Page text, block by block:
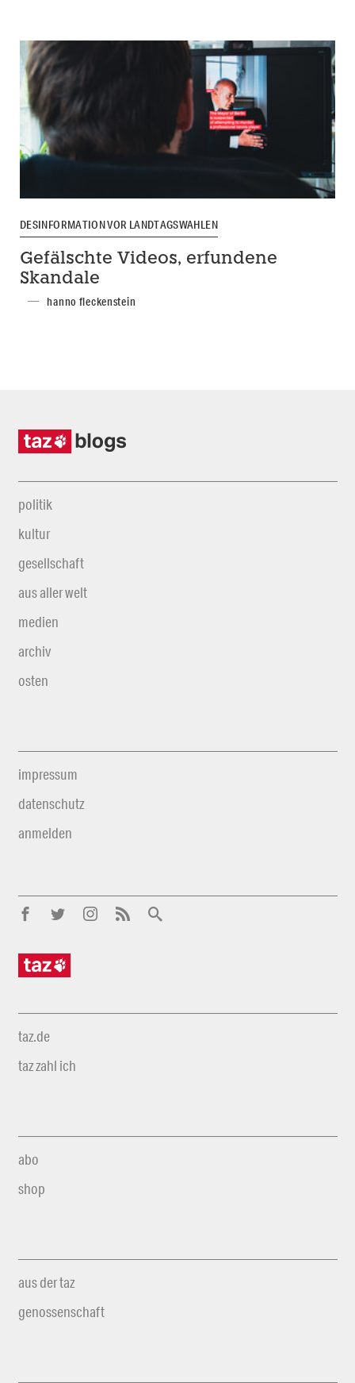
DESINFORMATION VOR LANDTAGSWAHLEN
Gefälschte Videos, erfundene
Skandale
hanno fleckenstein
politik
kultur
gesellschaft
aus aller welt
medien
archiv
osten
impressum
datenschutz
anmelden
taz.de
taz zahl ich
abo
shop
aus der taz
genossenschaft